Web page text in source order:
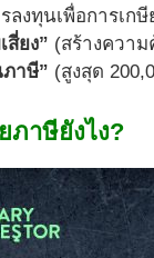
ลงทุนเพื่อการเก
สี่ยง” (สร้างควา
าษี” (สูงสุด
ภาษียังไง?